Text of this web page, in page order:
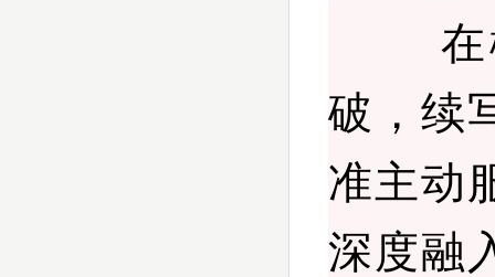
在柳
破，续
准主动
深度融